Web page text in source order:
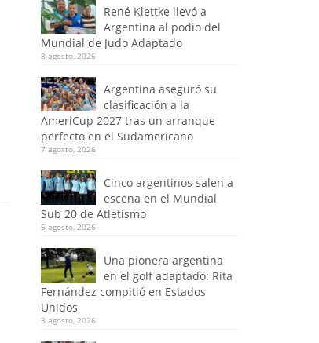
René Klettke llevó a
Argentina al podio del
Mundial de Judo Adaptado
8 agosto, 2026
Argentina aseguró su
clasificación a la
AmeriCup 2027 tras un arranque
perfecto en el Sudamericano
7 agosto, 2026
Cinco argentinos salen a
escena en el Mundial
Sub 20 de Atletismo
5 agosto, 2026
Una pionera argentina
en el golf adaptado: Rita
Fernández compitió en Estados
Unidos
3 agosto, 2026